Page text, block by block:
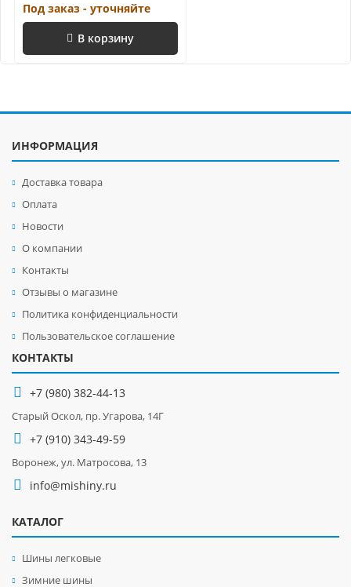
Под заказ - уточняйте
В корзину
ИНФОРМАЦИЯ
Доставка товара
Оплата
Новости
О компании
Контакты
Отзывы о магазине
Политика конфиденциальности
Пользовательское соглашение
КОНТАКТЫ
+7 (980) 382-44-13
Старый Оскол, пр. Угарова, 14Г
+7 (910) 343-49-59
Воронеж, ул. Матросова, 13
info@mishiny.ru
КАТАЛОГ
Шины легковые
Зимние шины